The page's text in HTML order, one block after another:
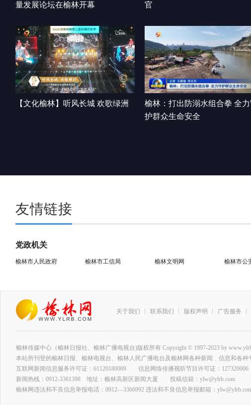
量发展论坛在榆林开幕
官
【文化榆林】听风长城 欢歌绿洲
榆林：打出防溺水组合拳 全力
护群众生命安全
友情链接
党政机关
榆林市人民政府 榆林市工信局 榆林文明网 榆林市公
关于我们 联系我们 版权声明 广告服务
榆林传媒中心（榆林日报社、榆林广播电视台)版权所有 Copyright © 1997-2023 by
本站所刊登的榆林日报、榆林电视台、榆林人民广播电台及榆林网各种新闻﹑信息和各
互联网新闻信息服务许可证：61120180009 信息网络传播视听节目许可证：127320006
新闻热线：0912-3361398 地址：榆林高新区新闻大厦 投稿信箱：ylw@ylrb.com
榆林网违法和不良信息举报电话：0912—3366992 违法和不良信息举报邮箱：